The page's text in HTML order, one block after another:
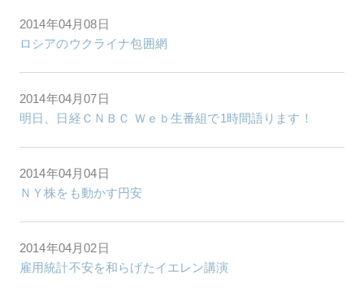
2014年04月08日
ロシアのウクライナ包囲網
2014年04月07日
明日、日経ＣＮＢＣ Ｗｅｂ生番組で1時間語ります！
2014年04月04日
ＮＹ株をも動かす円安
2014年04月02日
雇用統計不安を和らげたイエレン講演